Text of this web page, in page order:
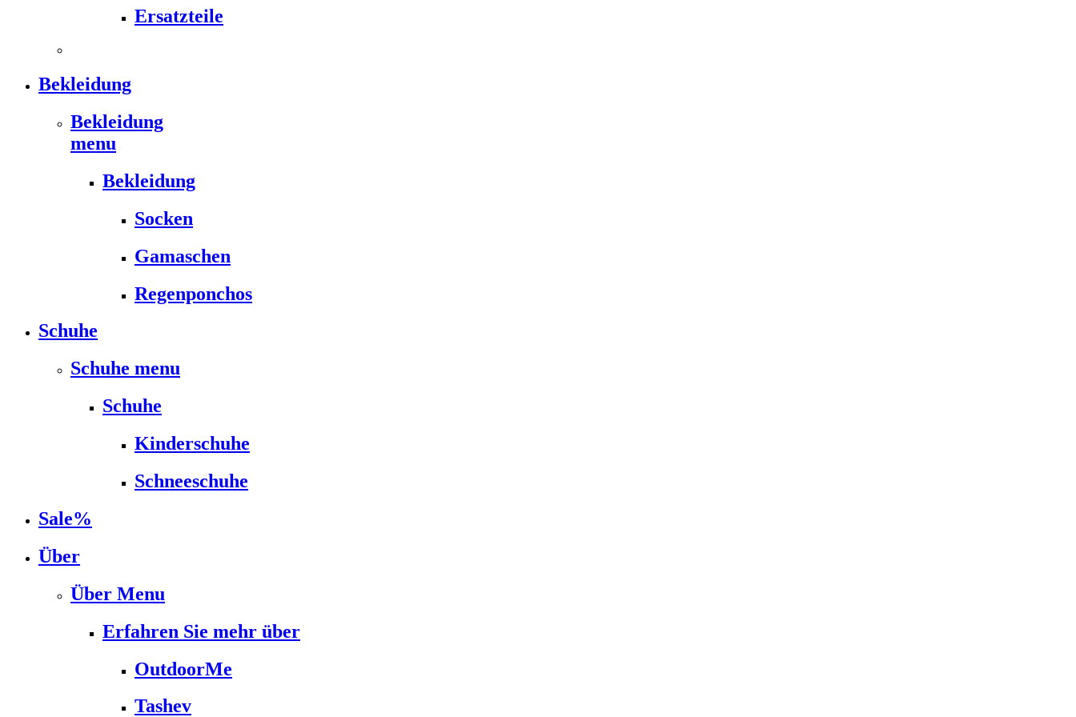
Ersatzteile
Bekleidung
Bekleidung
menu
Bekleidung
Socken
Gamaschen
Regenponchos
Schuhe
Schuhe menu
Schuhe
Kinderschuhe
Schneeschuhe
Sale%
Über
Über Menu
Erfahren Sie mehr über
OutdoorMe
Tashev